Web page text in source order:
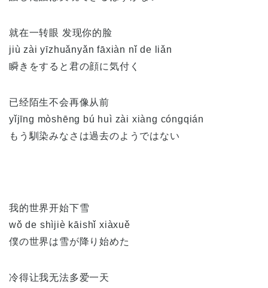
就在一转眼 发现你的脸
jiù zài yīzhuǎnyǎn fāxiàn nǐ de liǎn
瞬きをすると君の顔に気付く
已经陌生不会再像从前
yǐjīng mòshēng bú huì zài xiàng cóngqián
もう馴染みなさは過去のようではない
我的世界开始下雪
wǒ de shìjiè kāishǐ xiàxuě
僕の世界は雪が降り始めた
冷得让我无法多爱一天